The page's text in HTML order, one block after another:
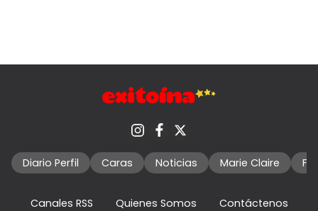
Diario Perfil Caras Noticias Marie Claire
Canales RSS Quienes Somos
Contáctenos